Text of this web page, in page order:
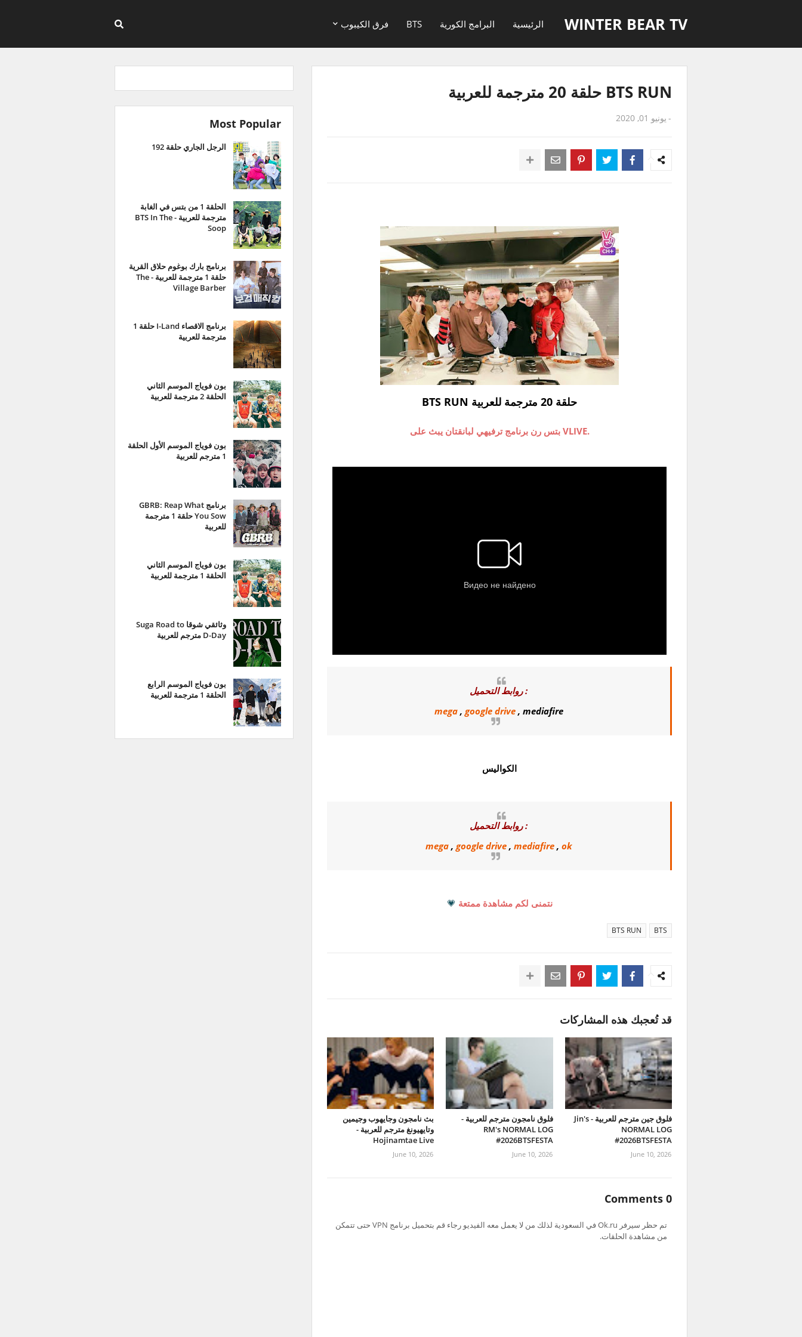
WINTER BEAR TV الرئيسية البرامج الكورية BTS فرق الكيبوب
BTS RUN حلقة 20 مترجمة للعربية
- يونيو 01, 2020
BTS RUN حلقة 20 مترجمة للعربية
بتس رن برنامج ترفيهي لبانقتان يبث على VLIVE.
روابط التحميل :
mega, google drive, mediafire
الكواليس
روابط التحميل :
mega, google drive, mediafire, ok
نتمنى لكم مشاهدة ممتعة 💗
BTS
BTS RUN
قد تُعجبك هذه المشاركات
فلوق جين مترجم للعربية - Jin's
NORMAL LOG
#2026BTSFESTA
June 10, 2026
فلوق نامجون مترجم للعربية -
RM's NORMAL LOG
#2026BTSFESTA
June 10, 2026
بث نامجون وجايهوب وجيمين
وتايهيونغ مترجم للعربية -
Hojinamtae Live
June 10, 2026
0 Comments
تم حظر سيرفر Ok.ru في السعودية لذلك من لا يعمل معه الفيديو رجاء قم بتحميل برنامج VPN حتى تتمكن
من مشاهدة الحلقات.
Most Popular
الرجل الجاري حلقة 192
الحلقة 1 من بتس في الغابة
مترجمة للعربية - BTS In The
Soop
برنامج بارك بوغوم حلاق القرية
حلقة 1 مترجمة للعربية - The
Village Barber
برنامج الاقصاء I-Land حلقة 1
مترجمة للعربية
بون فوياج الموسم الثاني
الحلقة 2 مترجمة للعربية
بون فوياج الموسم الأول الحلقة
1 مترجم للعربية
برنامج GBRB: Reap What
You Sow حلقة 1 مترجمة
للعربية
بون فوياج الموسم الثاني
الحلقة 1 مترجمة للعربية
وثائقي شوقا Suga Road to
D-Day مترجم للعربية
بون فوياج الموسم الرابع
الحلقة 1 مترجمة للعربية